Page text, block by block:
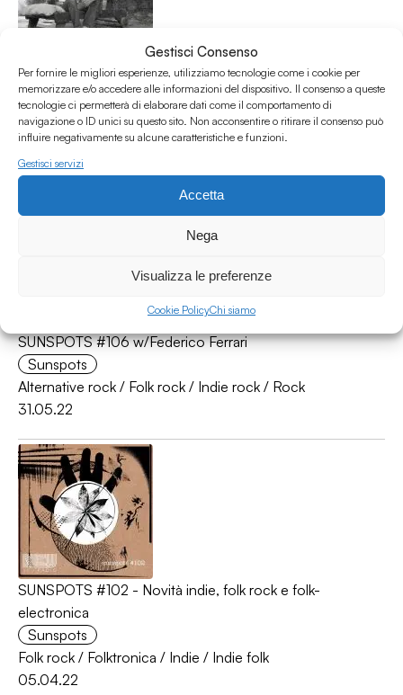
Gestisci Consenso
Per fornire le migliori esperienze, utilizziamo tecnologie come i cookie per
memorizzare e/o accedere alle informazioni del dispositivo. Il consenso a queste
tecnologie ci permetterà di elaborare dati come il comportamento di
navigazione o ID unici su questo sito. Non acconsentire o ritirare il consenso può
influire negativamente su alcune caratteristiche e funzioni.
Gestisci servizi
Accetta
Nega
Visualizza le preferenze
Cookie PolicyChi siamo
SUNSPOTS #121 w/ Federico Ferrari
Sunspots
Country rock/Folk rock/ Laurel Canyon/Seventies/
Sixties
22.12.22
SUNSPOTS #106 w/Federico Ferrari
Sunspots
Alternative rock / Folk rock / Indie rock / Rock
31.05.22
SUNSPOTS #102 - Novità indie, folk rock e folk-
electronica
Sunspots
Folk rock / Folktronica / Indie / Indie folk
05.04.22